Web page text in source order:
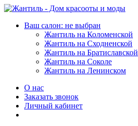
Ваш салон: не выбран
Жантиль на Коломенской
Жантиль на Сходненской
Жантиль на Братиславской
Жантиль на Соколе
Жантиль на Ленинском
О нас
Заказать звонок
Личный кабинет